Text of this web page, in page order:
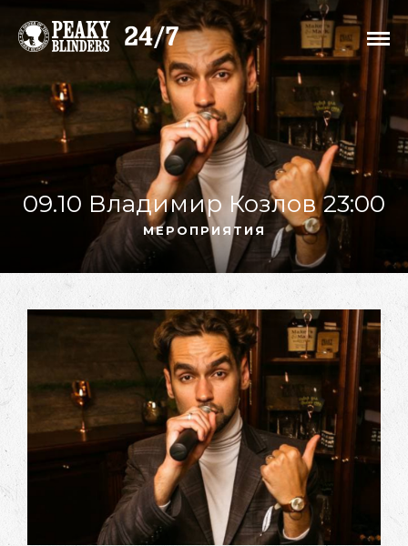
09.10 Владимир Козлов 23:00
МЕРОПРИЯТИЯ